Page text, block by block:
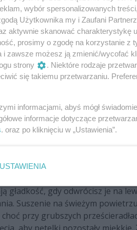
estetyka spotyka
decydujemy się na
Pamiętaj, że mocny pigment w
warto szukać krótkiego
szkodliwych substancji
optycznie powiększyć niewielkie
przebarwienia, ale mogą nieco
komfort spotyka
stopni usuwa większość bakterii
sześćdziesięciu stopniach, jeśli
gładkość, gdy odwrócisz je na
Suszenie na świeżym
przy grubszych
wybór spersonalizowanych
Użytkownika my i Zaufani
aktywnie skanować charakterystykę
prosimy o zgodę na korzystanie z
i zawsze możesz ją zmienić/wycofać
strony
. Niektóre rodzaje
się takiemu przetwarzaniu.
informacjami, abyś mógł
informacje dotyczące
. oraz po kliknięciu w „Ustawienia”.
USTAWIENIA